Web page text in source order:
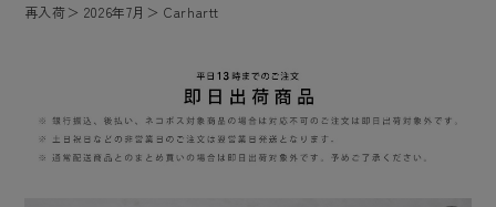
再入荷＞ 2026年7月 ＞Carhartt